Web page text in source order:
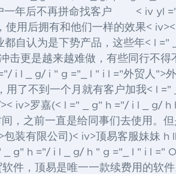
一年后不再拼命找客户 < iv yl
用后拥有和他们一样的效果<
都自认为是下势产品，这些年< l ="
击更是越来越难做，有些同行不得
i l _ g/ i " g ="_ l " i l ="外贸人">
了不到一个月就有客户加我< l
iv>罗嘉(< l =" _ g" h ="/ i l _ g/ h
，之前一直是给同事们去使用。
包装有限公司)< iv>顶易客服妹妹 h
_ g" h ="/ i l _ g/ h " g ="_ l " i l ="
件 ，顶易是唯一一款续费用的软